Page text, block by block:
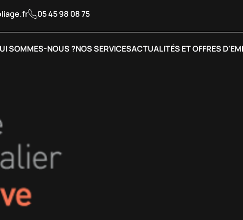
SOMMES-NOUS ?NOS SERVICESACTUALITÉS ET OFFRES
05 45 98 08 75